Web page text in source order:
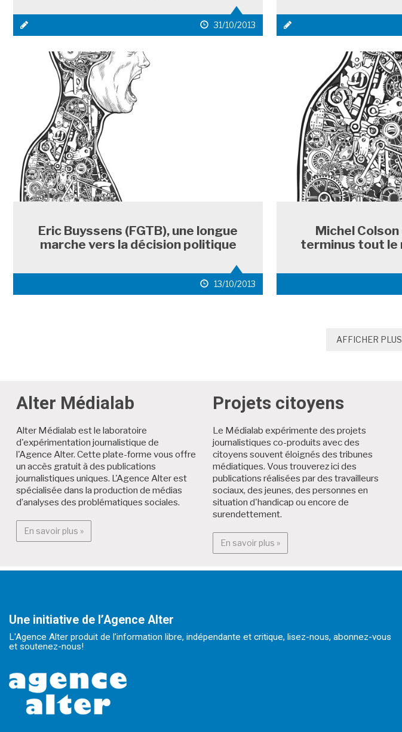
média
date
de
31/10/2013
média
Eric Buyssens (FGTB), une longue
marche vers la décision politique
date
de
13/10/2013
Michel Colson
terminus tout le
AFFICHER
Alter Médialab
Alter Médialab est le laboratoire
d'expérimentation journalistique de
l'Agence Alter. Cette plate-forme vous offre
un accès gratuit à des publications
journalistiques uniques. L'Agence Alter est
spécialisée dans la production de médias
d’analyses des problématiques sociales.
En savoir plus »En savoir plus : Alter Médialab
Projets citoyens
Le Médialab expérimente des projets
journalistiques co-produits avec des
citoyens souvent éloignés des tribunes
médiatiques. Vous trouverez ici des
publications réalisées par des travailleurs
sociaux, des jeunes, des personnes en
situation d'handicap ou encore de
surendettement.
En savoir plus »En savoir plus : Projets citoyens
Une initiative de l’Agence Alter
L'Agence Alter produit de l'information libre, indépendante et critique, lisez-nous, abonnez-vous
et soutenez-nous!